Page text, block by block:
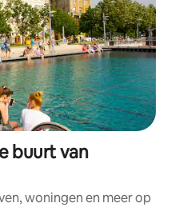
buurt van
woningen en meer op